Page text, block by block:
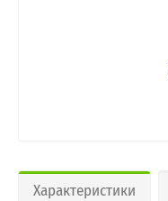
Характеристики